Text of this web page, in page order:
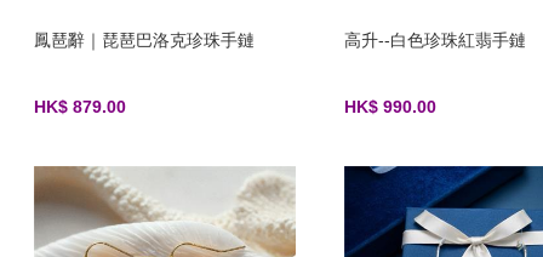
鳳琶辭｜琵琶巴洛克珍珠手鏈
HK$ 879.00
高升--白色珍珠紅翡手鏈
HK$ 990.00